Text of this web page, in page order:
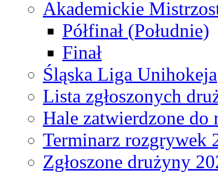
Akademickie
Półfinał (Południe)
Finał
Śląska Liga Unihokeja
Lista zgłoszonych
Hale zatwierdzone do
Terminarz rozgrywek
Zgłoszone drużyny